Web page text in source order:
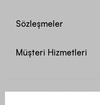
Sözleşmeler
Müşteri Hizmetleri